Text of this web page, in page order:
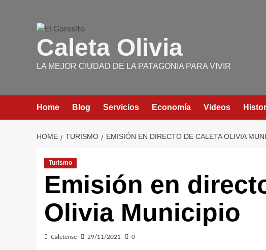
Caleta Olivia
LA MEJOR CIUDAD DE LA PATAGONIA PARA VIVIR
Home Blog Servicios Economía Videos
HOME TURISMO EMISIÓN EN DIRECTO DE CALETA OLIVIA
Turismo
Emisión en
Olivia Municipio
Caletense 29/11/2021 0